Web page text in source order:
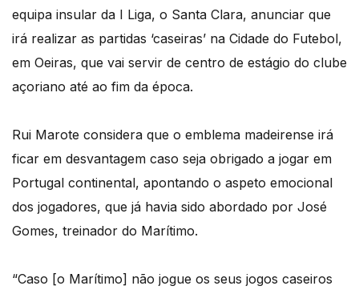
equipa insular da I Liga, o Santa Clara, anunciar que
irá realizar as partidas ‘caseiras’ na Cidade do Futebol,
em Oeiras, que vai servir de centro de estágio do clube
açoriano até ao fim da época.
Rui Marote considera que o emblema madeirense irá
ficar em desvantagem caso seja obrigado a jogar em
Portugal continental, apontando o aspeto emocional
dos jogadores, que já havia sido abordado por José
Gomes, treinador do Marítimo.
“Caso [o Marítimo] não jogue os seus jogos caseiros